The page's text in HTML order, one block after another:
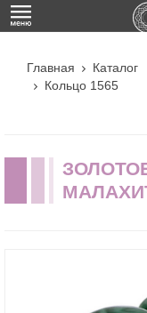
Главная
Каталог
Кольцо 1565